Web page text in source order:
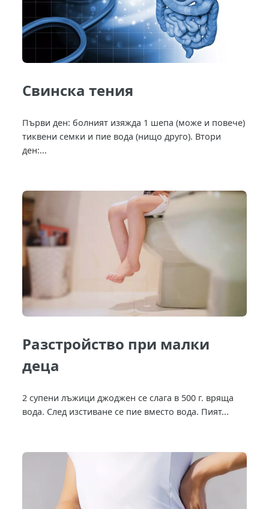
Свинска тения
Първи ден: болният изяжда 1 шепа (може и повече)
тиквени семки и пие вода (нищо друго). Втори
ден:...
Разстройство при малки
деца
2 супени лъжици джоджен се слага в 500 г. вряща
вода. След изстиване се пие вместо вода. Пият...